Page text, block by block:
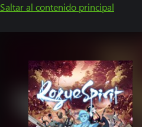
Saltar al contenido principal